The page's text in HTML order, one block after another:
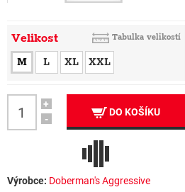
Velikost Tabulka velikostí
M L XL XXL
+
-
DO KOŠÍKU
Výrobce: Doberman's Aggressive